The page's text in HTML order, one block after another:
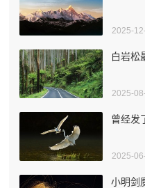
2025-
白岩松
2025-
曾经发
2025-
小明剑